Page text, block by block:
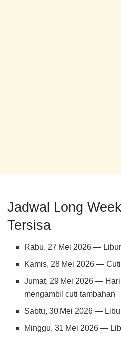
Jadwal Long
Tersisa
Rabu, 27 Mei 2026 —
Kamis, 28 Mei 2026 —
Jumat, 29 Mei 2026 —
mengambil cuti tambahan
Sabtu, 30 Mei 2026 —
Minggu, 31 Mei 2026 —